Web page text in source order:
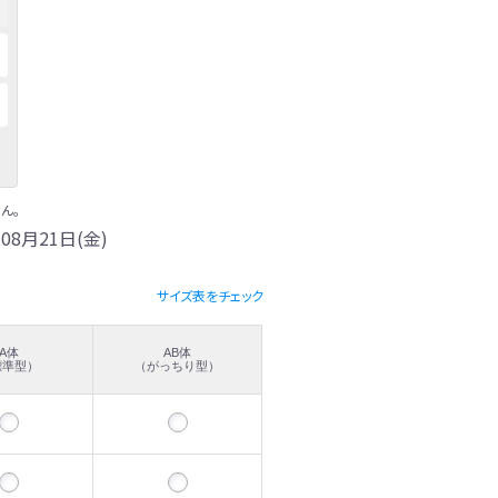
。
月21日(金)
サイズ表をチェック
体
型）
AB体
（がっちり型）